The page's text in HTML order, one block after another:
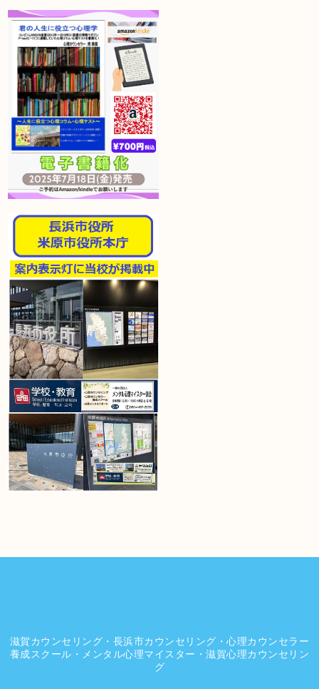
滋賀カウンセリング・長浜市カウンセリング・心理カウンセラー
養成スクール・メンタル心理マイスター・滋賀心理カウンセリン
グ